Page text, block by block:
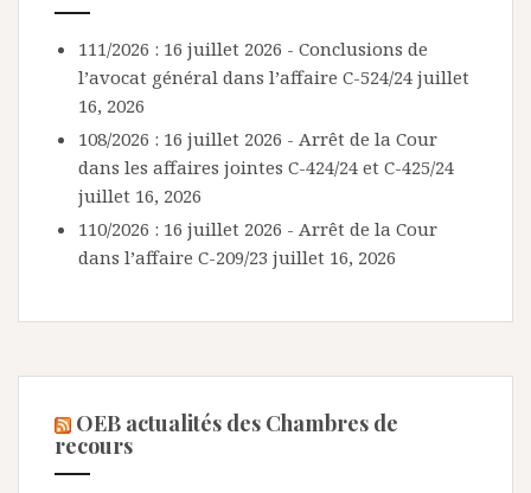
111/2026 : 16 juillet 2026 - Conclusions de
l’avocat général dans l’affaire C-524/24 juillet
16, 2026
108/2026 : 16 juillet 2026 - Arrêt de la Cour
dans les affaires jointes C-424/24 et C-425/24
juillet 16, 2026
110/2026 : 16 juillet 2026 - Arrêt de la Cour
dans l’affaire C-209/23 juillet 16, 2026
OEB actualités des Chambres de
recours